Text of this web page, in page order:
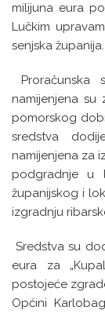
milijuna eura
Lučkim
senjska županija.
Proračunska
namijenjena su
pomorskog
sredstva
namijenjena za
podgradnje u
županijskog i
izgradnju
Sredstva su
eura za
postojeće
Općini